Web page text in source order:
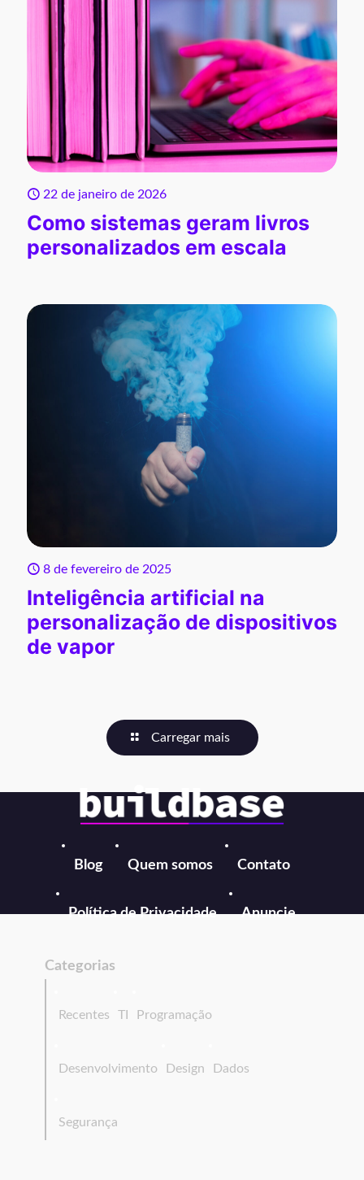
22 de janeiro de 2026
Como sistemas geram livros
personalizados em escala
8 de fevereiro de 2025
Inteligência artificial na
personalização de dispositivos
de vapor
Carregar mais
Blog Quem somos Contato
Política de Privacidade Anuncie
Categorias
Recentes TI Programação
Desenvolvimento Design Dados
Segurança